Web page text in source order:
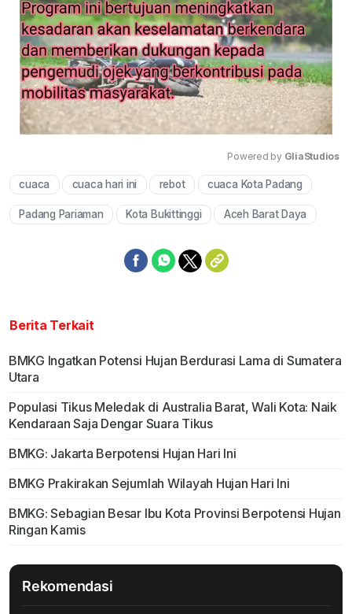
Mute
Powered by GliaStudios
cuaca cuaca hari ini rebot cuaca Kota Padang
Padang Pariaman Kota Bukittinggi Aceh Barat Daya
Berita Terkait
BMKG Ingatkan Potensi Hujan Berdurasi Lama di Sumatera
Utara
Populasi Tikus Meledak di Australia Barat, Wali Kota: Naik
Kendaraan Saja Dengar Suara Tikus
BMKG: Jakarta Berpotensi Hujan Hari Ini
BMKG Prakirakan Sejumlah Wilayah Hujan Hari Ini
BMKG: Sebagian Besar Ibu Kota Provinsi Berpotensi Hujan
Ringan Kamis
Rekomendasi